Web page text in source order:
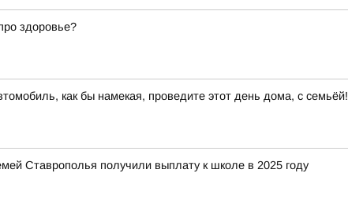
здоровье?
как бы намекая, проведите этот день дома, с семьёй!
Ставрополья получили выплату к школе в 2025 году